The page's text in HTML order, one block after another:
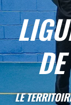
LE